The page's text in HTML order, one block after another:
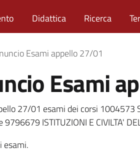
Didattica Ricerca
Esami appello 27/01
Esami
27/01 esami dei corsi 1004573
9796679 ISTITUZIONI E CIVILTA'
esami.